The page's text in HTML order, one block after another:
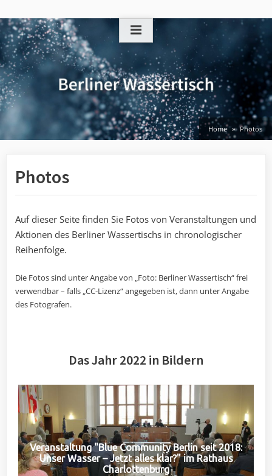
to
content
Home Photos
Photos
Auf dieser Seite finden Sie Fotos von Veranstaltungen und
Aktionen des Berliner Wassertischs in chronologischer
Reihenfolge.
Die Fotos sind unter Angabe von „Foto: Berliner Wassertisch“ frei
verwendbar – falls „CC-Lizenz“ angegeben ist, dann unter Angabe
des Fotografen.
Das Jahr 2022 in Bildern
Veranstaltung "Blue Community Berlin seit 2018:
Unser Wasser – Jetzt alles klar?" im Rathaus
Charlottenburg